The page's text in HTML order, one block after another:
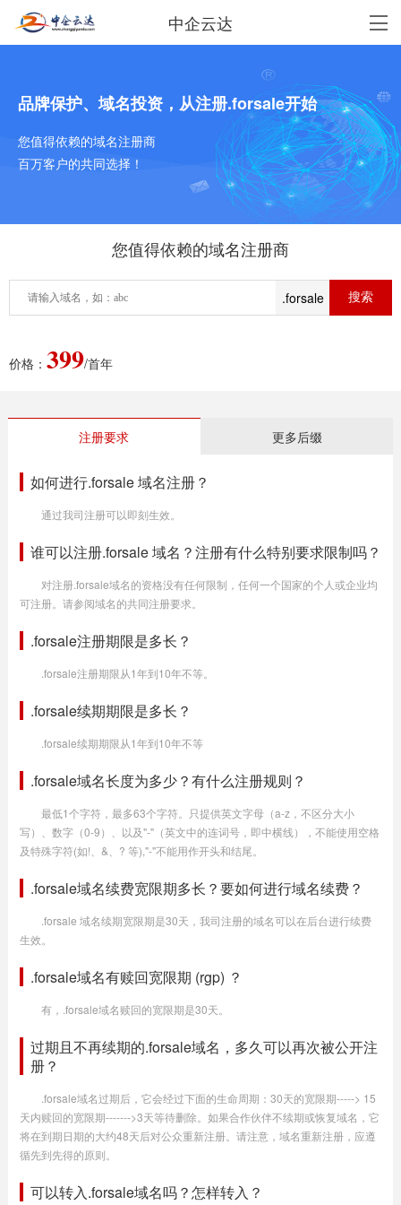
中企云达
品牌保护、域名投资，从注册.forsale开始
您值得依赖的域名注册商
百万客户的共同选择！
您值得依赖的域名注册商
.forsale
价格： 399/首年
注册要求 更多后缀
如何进行.forsale 域名注册？
通过我司注册可以即刻生效。
谁可以注册.forsale 域名？注册有什么特别要求限制吗？
对注册.forsale域名的资格没有任何限制，任何一个国家的个人或企业均
可注册。请参阅域名的共同注册要求。
.forsale注册期限是多长？
.forsale注册期限从1年到10年不等。
.forsale续期期限是多长？
.forsale续期期限从1年到10年不等
.forsale域名长度为多少？有什么注册规则？
最低1个字符，最多63个字符。只提供英文字母（a-z，不区分大小
写）、数字（0-9）、以及"-"（英文中的连词号，即中横线），不能使用空格
及特殊字符(如!、&、? 等),"-"不能用作开头和结尾。
.forsale域名续费宽限期多长？要如何进行域名续费？
.forsale 域名续期宽限期是30天，我司注册的域名可以在后台进行续费
生效。
.forsale域名有赎回宽限期 (rgp) ？
有，.forsale域名赎回的宽限期是30天。
过期且不再续期的.forsale域名，多久可以再次被公开注
册？
.forsale域名过期后，它会经过下面的生命周期：30天的宽限期-----> 15
天内赎回的宽限期------->3天等待删除。如果合作伙伴不续期或恢复域名，它
将在到期日期的大约48天后对公众重新注册。请注意，域名重新注册，应遵
循先到先得的原则。
可以转入.forsale域名吗？怎样转入？